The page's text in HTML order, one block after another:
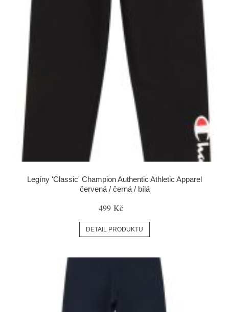
Legíny 'Classic' Champion Authentic Athletic Apparel
červená / černá / bílá
499 Kč
DETAIL PRODUKTU